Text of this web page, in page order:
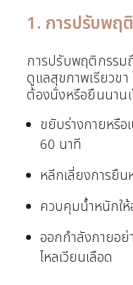
1. การปรับพฤ
การปรับพฤติกรรม
ดูแลสุขภาพเรียวขา
ต้องนั่งหรือยืนนานเ
ขยับร่างกายหรื
60 นาที
หลีกเลี่ยงการยืน
ควบคุมน้ำหนักให้
ออกกำลังกายอย่
ไหลเวียนเลือด